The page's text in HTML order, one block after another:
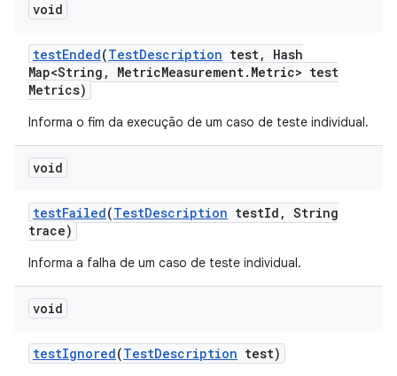
void
testEnded(TestDescription test,
Hash
Map<String , MetricMeasurement. Metric> test
Metrics)
Informa o fim da execução de um caso de teste individual.
void
testFailed(TestDescription testId , String
trace)
Informa a falha de um caso de teste individual.
void
testIgnored(TestDescription test)